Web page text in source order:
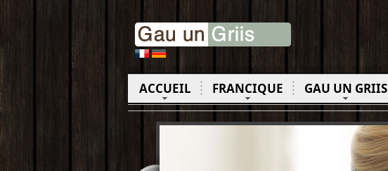
ACCUEIL FRANCIQUE GAU UN GRIIS